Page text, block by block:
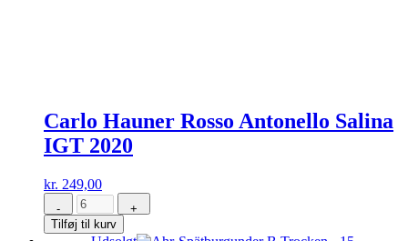
Carlo Hauner Rosso Antonello Salina
IGT 2020
kr. 249,00
-
Carlo
Hauner
+
Tilføj til kurv